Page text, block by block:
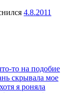
4.8.2011
то на подобие
скрывала мое
я роняла